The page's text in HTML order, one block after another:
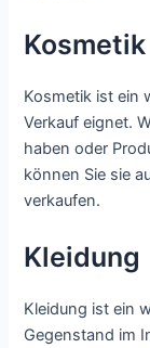
Kosmetik
Kosmetik ist ein
Verkauf eignet.
haben oder
können Sie sie
verkaufen.
Kleidung
Kleidung ist ein
Gegenstand im